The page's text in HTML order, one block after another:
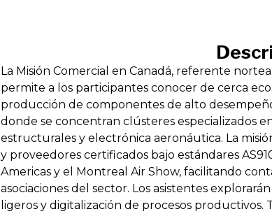
La Misión Comercial en Canadá, referente
permite a los participantes conocer de cerca
producción de componentes de alto
donde se concentran clústeres especializados
estructurales y electrónica aeronáutica. La
y proveedores certificados bajo estándares
Americas y el Montreal Air Show, facilitando
asociaciones del sector. Los asistentes
ligeros y digitalización de procesos